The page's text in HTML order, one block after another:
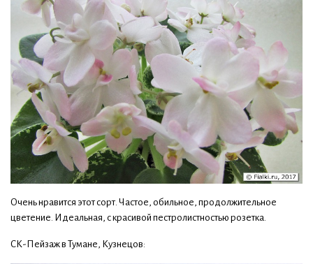
Очень нравится этот сорт. Частое, обильное, продолжительное
цветение. Идеальная, с красивой пестролистностью розетка.
СК-Пейзаж в Тумане, Кузнецов: